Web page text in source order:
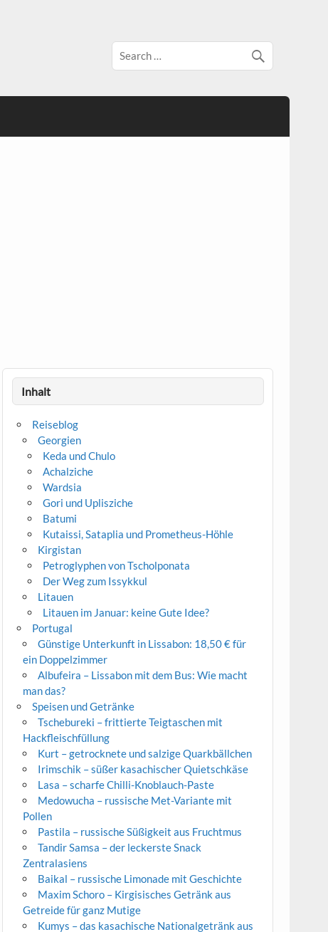
Inhalt
Reiseblog
Georgien
Keda und Chulo
Achalziche
Wardsia
Gori und Uplisziche
Batumi
Kutaissi, Sataplia und Prometheus-Höhle
Kirgistan
Petroglyphen von Tscholponata
Der Weg zum Issykkul
Litauen
Litauen im Januar: keine Gute Idee?
Portugal
Günstige Unterkunft in Lissabon: 18,50 € für
ein Doppelzimmer
Albufeira – Lissabon mit dem Bus: Wie macht
man das?
Speisen und Getränke
Tschebureki – frittierte Teigtaschen mit
Hackfleischfüllung
Kurt – getrocknete und salzige Quarkbällchen
Irimschik – süßer kasachischer Quietschkäse
Lasa – scharfe Chilli-Knoblauch-Paste
Medowucha – russische Met-Variante mit
Pollen
Pastila – russische Süßigkeit aus Fruchtmus
Tandir Samsa – der leckerste Snack
Zentralasiens
Baikal – russische Limonade mit Geschichte
Maxim Schoro – Kirgisisches Getränk aus
Getreide für ganz Mutige
Kumys – das kasachische Nationalgetränk aus